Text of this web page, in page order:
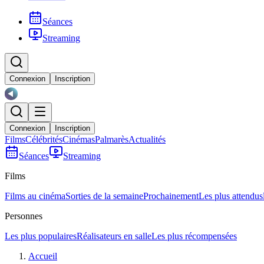
Séances
Streaming
Connexion Inscription
Connexion Inscription
FilmsCélébritésCinémasPalmarèsActualités
Séances
Streaming
Films
Films au cinémaSorties de la semaineProchainementLes plus attendus
Personnes
Les plus populairesRéalisateurs en salleLes plus récompensées
Accueil